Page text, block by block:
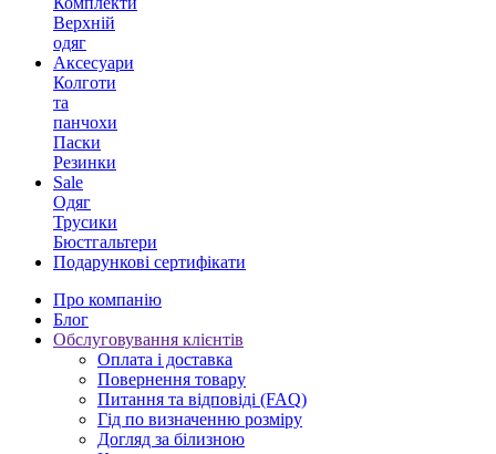
Верхній
одяг
Аксесуари
Колготи
та
панчохи
Паски
Резинки
Sale
Одяг
Трусики
Бюстгальтери
Подарункові сертифікати
Про компанію
Блог
Обслуговування клієнтів
Оплата і доставка
Повернення товару
Питання та відповіді (FAQ)
Гід по визначенню розміру
Догляд за білизною